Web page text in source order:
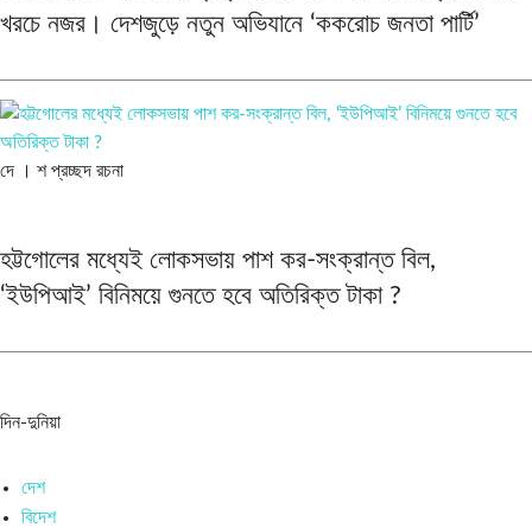
খরচে নজর। দেশজুড়ে নতুন অভিযানে ‘ককরোচ জনতা পার্টি’
দে । শ প্রচ্ছদ রচনা
হট্টগোলের মধ্যেই লোকসভায় পাশ কর-সংক্রান্ত বিল,
‘ইউপিআই’ বিনিময়ে গুনতে হবে অতিরিক্ত টাকা ?
দিন-দুনিয়া
দেশ
বিদেশ